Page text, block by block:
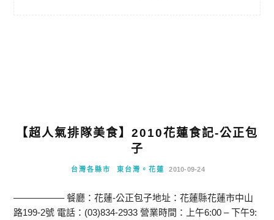
【超人氣排隊美食】2010花蓮食記-公正包
子
台灣各縣市 東台灣。花蓮 2010-09-24
—————– 餐廳：花蓮-公正包子地址：花蓮縣花蓮市中山
路199-2號 電話：(03)834-2933 營業時間：上午6:00 – 下午9: